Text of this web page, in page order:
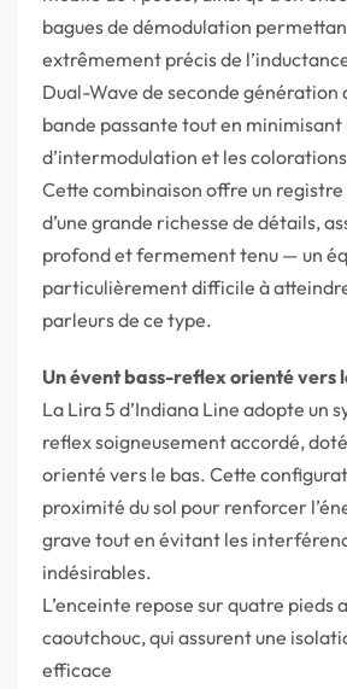
bagues de démodulation
extrêmement précis de
Dual-Wave de seconde génération
bande passante tout en
d’intermodulation et les
Cette combinaison offre un
d’une grande richesse de détails,
profond et fermement tenu — un
particulièrement difficile à
parleurs de ce type.
Un évent bass-reflex orienté vers
La Lira 5 d’Indiana Line adopte un
reflex soigneusement accordé,
orienté vers le bas. Cette
proximité du sol pour renforcer
grave tout en évitant les
indésirables.
L’enceinte repose sur quatre pieds
caoutchouc, qui assurent une
efficace